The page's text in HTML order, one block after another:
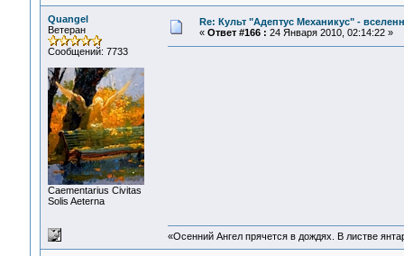
Quangel
Ветеран
Сообщений: 7733
Сaementarius Civitas
Solis Aeterna
Re: Культ "Адептус Механикус" -
« Ответ #166 : 24 Января 2010, 02:14:22 »
«Осенний Ангел прячется в дождях. В листве